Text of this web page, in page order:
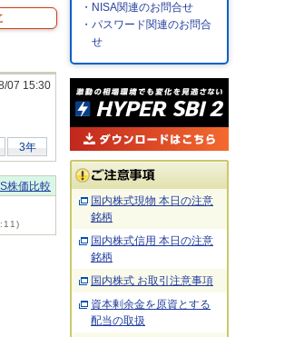
07 15:30
3年
株価比較
・NISA関連のお問合せ
・パスワード関連のお問合
せ
国内株式現物 本日の注意
銘柄
国内株式信用 本日の注意
銘柄
国内株式 お取引注意事項
資本剰余金を原資とする
配当の取扱